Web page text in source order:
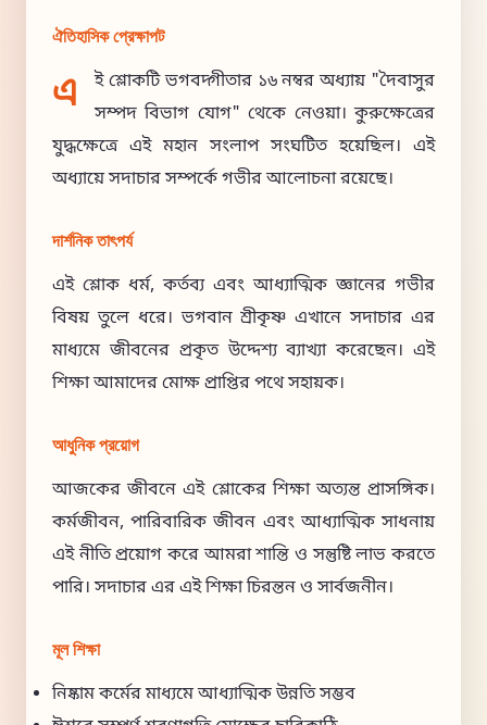
ঐতিহাসিক প্রেক্ষাপট
এ
ই শ্লোকটি ভগবদ্গীতার ১৬ নম্বর অধ্যায় "দৈবাসুর
সম্পদ বিভাগ যোগ" থেকে নেওয়া। কুরুক্ষেত্রের
যুদ্ধক্ষেত্রে এই মহান সংলাপ সংঘটিত হয়েছিল। এই
অধ্যায়ে সদাচার সম্পর্কে গভীর আলোচনা রয়েছে।
দার্শনিক তাৎপর্য
এই শ্লোক ধর্ম, কর্তব্য এবং আধ্যাত্মিক জ্ঞানের গভীর
বিষয় তুলে ধরে। ভগবান শ্রীকৃষ্ণ এখানে সদাচার এর
মাধ্যমে জীবনের প্রকৃত উদ্দেশ্য ব্যাখ্যা করেছেন। এই
শিক্ষা আমাদের মোক্ষ প্রাপ্তির পথে সহায়ক।
আধুনিক প্রয়োগ
আজকের জীবনে এই শ্লোকের শিক্ষা অত্যন্ত প্রাসঙ্গিক।
কর্মজীবন, পারিবারিক জীবন এবং আধ্যাত্মিক সাধনায়
এই নীতি প্রয়োগ করে আমরা শান্তি ও সন্তুষ্টি লাভ করতে
পারি। সদাচার এর এই শিক্ষা চিরন্তন ও সার্বজনীন।
মূল শিক্ষা
নিষ্কাম কর্মের মাধ্যমে আধ্যাত্মিক উন্নতি সম্ভব